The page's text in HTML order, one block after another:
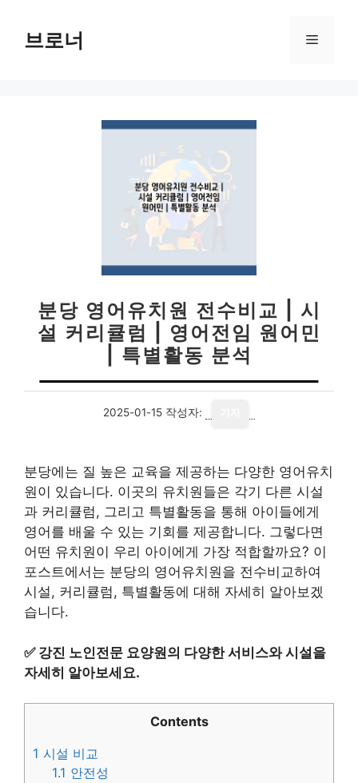
브로너 메
분당 영어유치원 전수비교 | 시
설 커리큘럼 | 영어전임 원어민
| 특별활동 분석
2025-01-15 작성자:
분당에는 질 높은 교육을 제공하는 다양한 영어유치
원이 있습니다. 이곳의 유치원들은 각기 다른 시설
과 커리큘럼, 그리고 특별활동을 통해 아이들에게
영어를 배울 수 있는 기회를 제공합니다. 그렇다면
어떤 유치원이 우리 아이에게 가장 적합할까요? 이
포스트에서는 분당의 영어유치원을 전수비교하여
시설, 커리큘럼, 특별활동에 대해 자세히 알아보겠
습니다.
✅ 강진 노인전문 요양원의 다양한 서비스와 시설을
자세히 알아보세요.
Contents
1 시설 비교
1.1 안전성